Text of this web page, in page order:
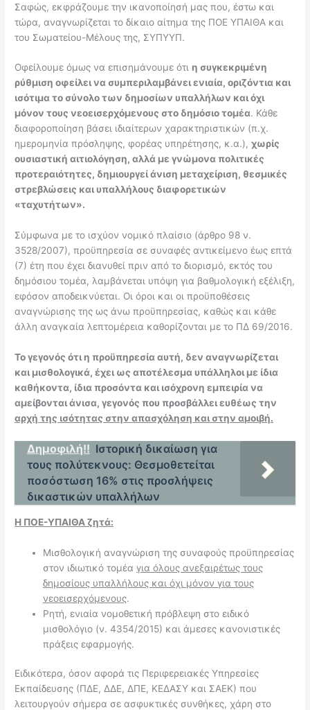
Σαφώς, εκφράζουμε την ικανοποίησή μας που, έστω και
τώρα, αναγνωρίζεται το δίκαιο αίτημα της ΠΟΕ ΥΠΑΙΘΑ και
του Σωματείου-Μέλους της, ΣΥΠΥΥΠ.
Οφείλουμε όμως να επισημάνουμε ότι η συγκεκριμένη
ρύθμιση οφείλει να συμπεριλαμβάνει ενιαία, οριζόντια και
ισότιμα το σύνολο των δημοσίων υπαλλήλων και όχι
μόνον τους νεοεισερχόμενους στο δημόσιο τομέα. Κάθε
διαφοροποίηση βάσει ιδιαίτερων χαρακτηριστικών (π.χ.
ημερομηνία πρόσληψης, φορέας υπηρέτησης, κ.α.),χωρίς
ουσιαστική αιτιολόγηση, αλλά με γνώμονα πολιτικές
προτεραιότητες, δημιουργεί άνιση μεταχείριση, θεσμικές
στρεβλώσεις και υπαλλήλους διαφορετικών
«ταχυτήτων».
Σύμφωνα με το ισχύον νομικό πλαίσιο (άρθρο 98 ν.
3528/2007), προϋπηρεσία σε συναφές αντικείμενο έως επτά
(7) έτη που έχει διανυθεί πριν από το διορισμό, εκτός του
δημόσιου τομέα, λαμβάνεται υπόψη για βαθμολογική εξέλιξη,
εφόσον αποδεικνύεται. Οι όροι και οι προϋποθέσεις
αναγνώρισης της ως άνω προϋπηρεσίας, καθώς και κάθε
άλλη αναγκαία λεπτομέρεια καθορίζονται με το ΠΔ 69/2016.
Το γεγονός ότι η προϋπηρεσία αυτή, δεν αναγνωρίζεται
και μισθολογικά, έχει ως αποτέλεσμα υπάλληλοι με ίδια
καθήκοντα, ίδια προσόντα και ισόχρονη εμπειρία να
αμείβονται άνισα, γεγονός που προσβάλλει ευθέως την
αρχή της ισότητας στην απασχόληση και στην αμοιβή.
Δημοφιλή!! Ιστορική δικαίωση για
τους πολύτεκνους: Θεσμοθετείται
ποσόστωση 16% στις προσλήψεις
δικαστικών υπαλλήλων
Η ΠΟΕ-ΥΠΑΙΘΑ ζητά:
Μισθολογική αναγνώριση της συναφούς προϋπηρεσίας
στον ιδιωτικό τομέαγια όλους ανεξαιρέτως τους
δημοσίους υπαλλήλους και όχι μόνον για τους
νεοεισερχόμενους.
Ρητή, ενιαία νομοθετική πρόβλεψη στο ειδικό
μισθολόγιο (ν. 4354/2015) και άμεσες κανονιστικές
πράξεις εφαρμογής.
Ειδικότερα, όσον αφορά τις Περιφερειακές Υπηρεσίες
Εκπαίδευσης (ΠΔΕ, ΔΔΕ, ΔΠΕ, ΚΕΔΑΣΥ και ΣΑΕΚ) που
λειτουργούν σήμερα σε ασφυκτικές συνθήκες, χάρη στο